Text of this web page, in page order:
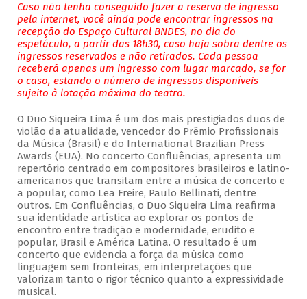
Caso não tenha conseguido fazer a reserva de ingresso
pela internet, você ainda pode encontrar ingressos na
recepção do Espaço Cultural BNDES, no dia do
espetáculo, a partir das 18h30, caso haja sobra dentre os
ingressos reservados e não retirados. Cada pessoa
receberá apenas um ingresso com lugar marcado, se for
o caso, estando o número de ingressos disponíveis
sujeito à lotação máxima do teatro.
O Duo Siqueira Lima é um dos mais prestigiados duos de
violão da atualidade, vencedor do Prêmio Profissionais
da Música (Brasil) e do International Brazilian Press
Awards (EUA). No concerto Confluências, apresenta um
repertório centrado em compositores brasileiros e latino-
americanos que transitam entre a música de concerto e
a popular, como Lea Freire, Paulo Bellinati, dentre
outros. Em Confluências, o Duo Siqueira Lima reafirma
sua identidade artística ao explorar os pontos de
encontro entre tradição e modernidade, erudito e
popular, Brasil e América Latina. O resultado é um
concerto que evidencia a força da música como
linguagem sem fronteiras, em interpretações que
valorizam tanto o rigor técnico quanto a expressividade
musical.